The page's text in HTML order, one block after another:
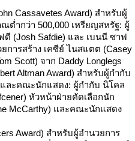
Cassavetes Award) สำหรับผู้
ต่ำกว่า 500,000 เหรียญสหรัฐ: ผู้
(Josh Safdie) และ เบนนี ซาฟ
การสร้าง เคซีย์ ไนสแตต (Casey
Scott) จาก Daddy Longlegs
Altman Award) สำหรับผู้กำกับ
ละคณะนักแสดง: ผู้กำกับ นิโคล
หัวหน้าฝ่ายคัดเลือกนัก
McCarthy) และคณะนักแสดง
Award) สำหรับผู้อำนวยการ